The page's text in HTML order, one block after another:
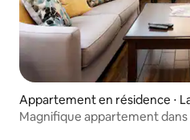
Appartement en résidence ⋅
éans
Magnifique appartement